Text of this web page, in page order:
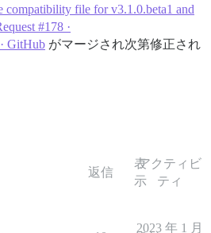
compatibility file for v3.1.0.beta1 and
#178 ·
GitHub がマージされ次第修正され
返信
表
示
アクティビ
ティ
2023 年 1 月